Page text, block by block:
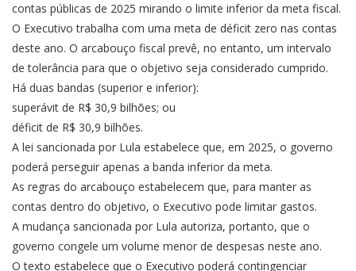
contas públicas de 2025 mirando o limite inferior da meta fiscal.
O Executivo trabalha com uma meta de déficit zero nas contas
deste ano. O arcabouço fiscal prevê, no entanto, um intervalo
de tolerância para que o objetivo seja considerado cumprido.
Há duas bandas (superior e inferior):
superávit de R$ 30,9 bilhões; ou
déficit de R$ 30,9 bilhões.
A lei sancionada por Lula estabelece que, em 2025, o governo
poderá perseguir apenas a banda inferior da meta.
As regras do arcabouço estabelecem que, para manter as
contas dentro do objetivo, o Executivo pode limitar gastos.
A mudança sancionada por Lula autoriza, portanto, que o
governo congele um volume menor de despesas neste ano.
O texto estabelece que o Executivo poderá contingenciar